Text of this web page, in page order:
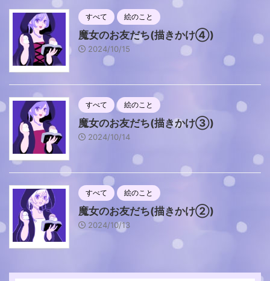
すべて 絵のこと
魔女のお友だち(描きかけ④)
2024/10/15
すべて 絵のこと
魔女のお友だち(描きかけ③)
2024/10/14
すべて 絵のこと
魔女のお友だち(描きかけ②)
2024/10/13